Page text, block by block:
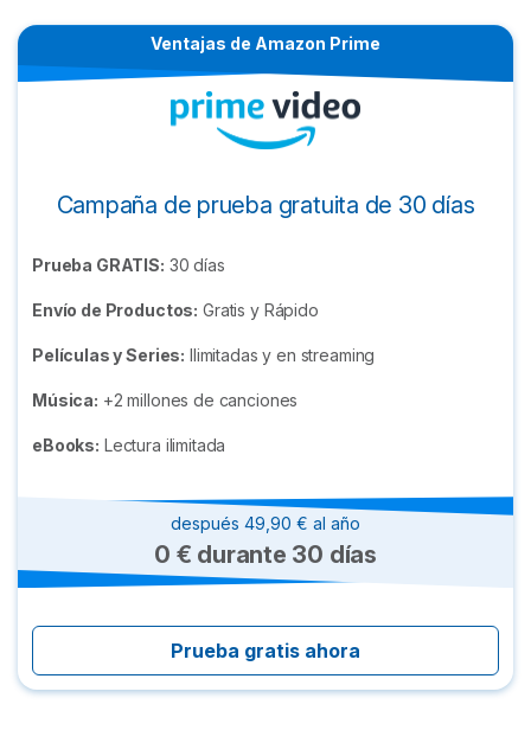
Ventajas de Amazon Prime
Campaña de prueba gratuita de 30 días
Prueba GRATIS: 30 días
Envío de Productos: Gratis y Rápido
Películas y Series: Ilimitadas y en streaming
Música: +2 millones de canciones
eBooks: Lectura ilimitada
después 49,90 € al año
0 € durante 30 días
Prueba gratis ahora